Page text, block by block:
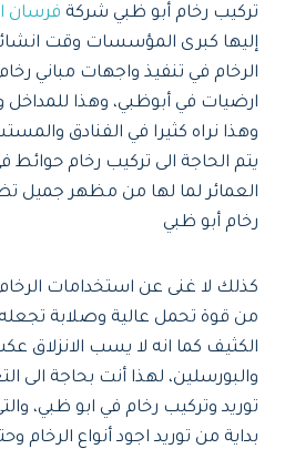
تركيب رخام أبو ظبي شركة فرسان
إليها كبرى المؤسسات وقت
الرخام في تنفيذ واجهات مباني
ارضيات في أبوظبي، وهذا للمداخل
وهذا نراه كثيرا في الفنادق
يتم الحاجة الى تركيب رخام حوائط
العمائر لما لها من مظهر جميل
رخام أبو ظبي
كذلك لا غنى عن استخدامات الرخام
من قوة تحمل عالية وصلابة تجعله
الكثيف كما انه لا يسب الانزلاق
والبورسلين، لهذا أنت بحاجة الى
توريد وتركيب رخام في ابو ظبي،
بداية من توريد اجود أنواع الرخام